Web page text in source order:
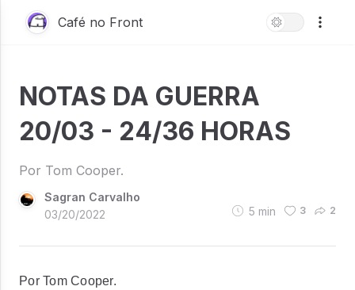
Café no Front
NOTAS DA GUERRA
20/03 - 24/36 HORAS
Por Tom Cooper.
Sagran Carvalho
03/20/2022
5 min 3 2
Por Tom Cooper.